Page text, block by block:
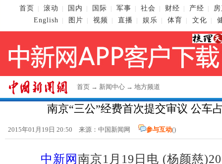
首页 滚动 国内 国际 军事 社会 财经 产经
English
图片 视频 直播 娱乐 体育 文化
首页 → 新闻中心 → 地方频道
南京“三公”经费首次提交审议 公车
2015年01月19日 20:50 来源： 中国新闻网 参与互动()
中新网南京1月19日电 (杨颜慈